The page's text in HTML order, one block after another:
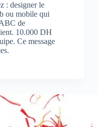
: designer le
ou mobile qui
de
10.000 DH
Ce message